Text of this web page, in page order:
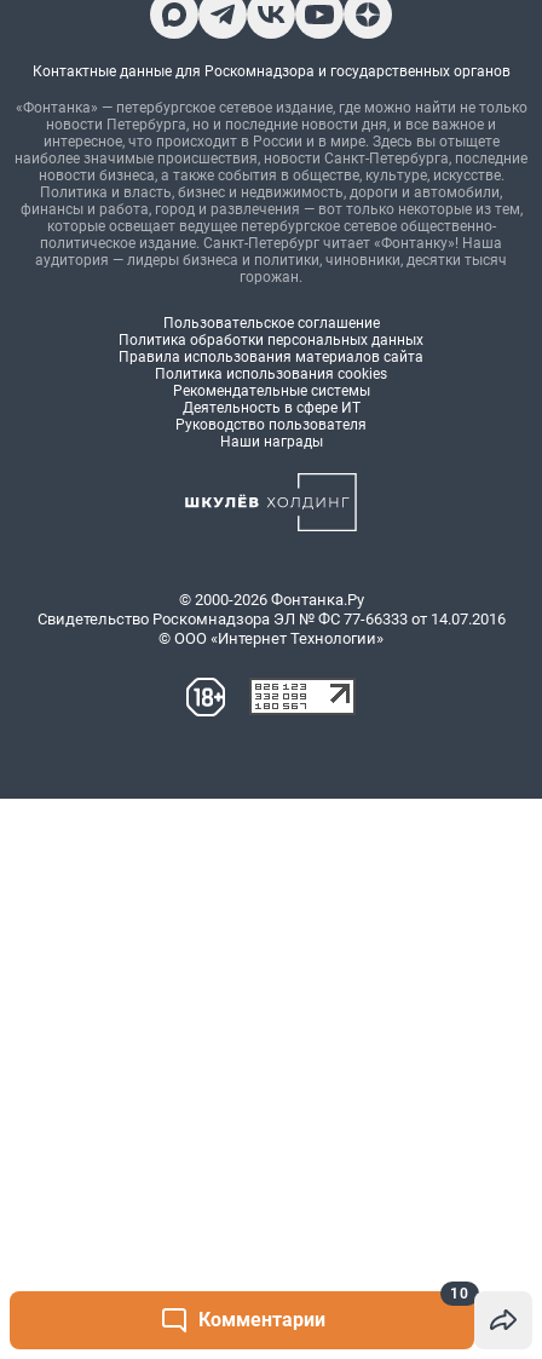
Комментарии
10